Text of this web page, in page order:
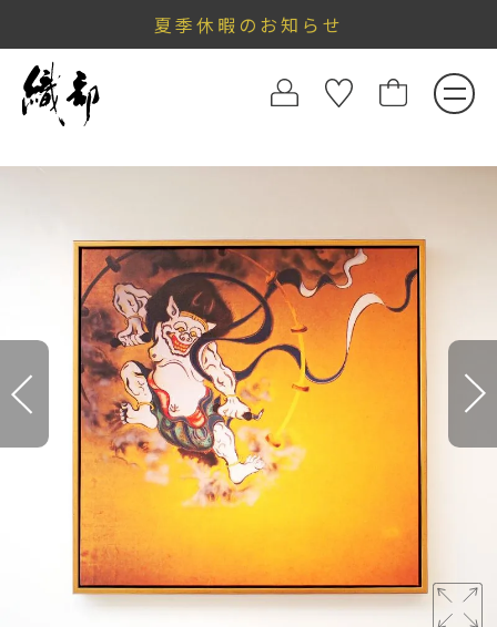
夏季休暇のお知らせ